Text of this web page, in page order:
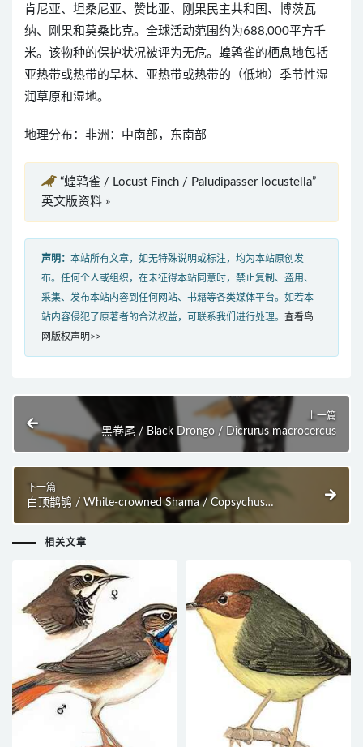
肯尼亚、坦桑尼亚、赞比亚、刚果民主共和国、博茨瓦
纳、刚果和莫桑比克。全球活动范围约为688,000平方千
米。该物种的保护状况被评为无危。蝗鹑雀的栖息地包括
亚热带或热带的旱林、亚热带或热带的（低地）季节性湿
润草原和湿地。
地理分布：非洲：中南部，东南部
“蝗鹑雀 / Locust Finch / Paludipasser locustella”
英文版资料 »
声明： 本站所有文章，如无特殊说明或标注，均为本站原创发
布。任何个人或组织，在未征得本站同意时，禁止复制、盗用、
采集、发布本站内容到任何网站、书籍等各类媒体平台。如若本
站内容侵犯了原著者的合法权益，可联系我们进行处理。 查看鸟
网版权声明>>
上一篇
黑卷尾 / Black Drongo / Dicrurus macrocercus
下一篇
白顶鹊鸲 / White-crowned Shama / Copsychus
相关文章